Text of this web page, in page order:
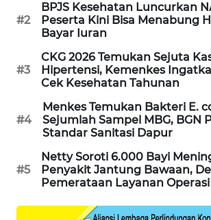
#2
BPJS Kesehatan Luncurkan
Peserta Kini Bisa Menabung
Bayar Iuran
#3
CKG 2026 Temukan Sejuta
Hipertensi, Kemenkes
Cek Kesehatan Tahunan
#4
Menkes Temukan Bakteri E.
Sejumlah Sampel MBG, BGN
Standar Sanitasi Dapur
#5
Netty Soroti 6.000 Bayi
Penyakit Jantung Bawaan,
Pemerataan Layanan Operasi
KONSUMEN
LISTRIK
MASYARAKAT
KELISTRIKAN
WALINKI
ID
MAWAKA
ID